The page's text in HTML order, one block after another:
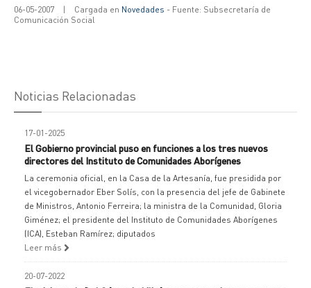
06-05-2007 | Cargada en Novedades - Fuente: Subsecretaría de
Comunicación Social
Noticias Relacionadas
17-01-2025
El Gobierno provincial puso en funciones a los tres nuevos
directores del Instituto de Comunidades Aborígenes
La ceremonia oficial, en la Casa de la Artesanía, fue presidida por
el vicegobernador Eber Solís, con la presencia del jefe de Gabinete
de Ministros, Antonio Ferreira; la ministra de la Comunidad, Gloria
Giménez; el presidente del Instituto de Comunidades Aborígenes
(ICA), Esteban Ramírez; diputados
Leer más
20-07-2022